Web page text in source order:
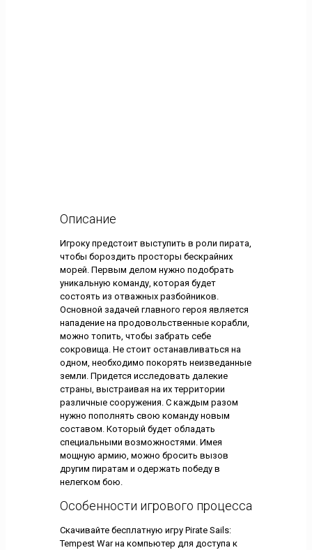
Описание
Игроку предстоит выступить в роли пирата,
чтобы бороздить просторы бескрайних
морей. Первым делом нужно подобрать
уникальную команду, которая будет
состоять из отважных разбойников.
Основной задачей главного героя является
нападение на продовольственные корабли,
можно топить, чтобы забрать себе
сокровища. Не стоит останавливаться на
одном, необходимо покорять неизведанные
земли. Придется исследовать далекие
страны, выстраивая на их территории
различные сооружения. С каждым разом
нужно пополнять свою команду новым
составом. Который будет обладать
специальными возможностями. Имея
мощную армию, можно бросить вызов
другим пиратам и одержать победу в
нелегком бою.
Особенности игрового процесса
Скачивайте бесплатную игру Pirate Sails:
Tempest War на компьютер для доступа к